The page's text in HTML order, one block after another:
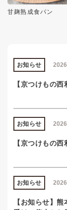
甘麹熟成食パン
お知らせ
【京つけもの
お知らせ
【京つけもの
お知らせ
【お知らせ】